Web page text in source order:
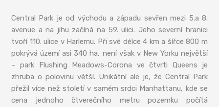
Central Park je od východu a západu sevřen mezi 5.a 8.
avenue a na jihu začíná na 59. ulici. Jeho severní hranici
tvoří 110. ulice v Harlemu. Při své délce 4 km a šířce 800 m
pokrývá území asi 340 ha, není však v New Yorku největší
– park Flushing Meadows-Corona ve čtvrti Queens je
zhruba o polovinu větší. Unikátní ale je, že Central Park
přežil více než století v samém srdci Manhattanu, kde se
cena jednoho čtverečního metru pozemku počítá